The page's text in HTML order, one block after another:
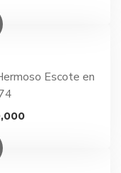
Escote en
El